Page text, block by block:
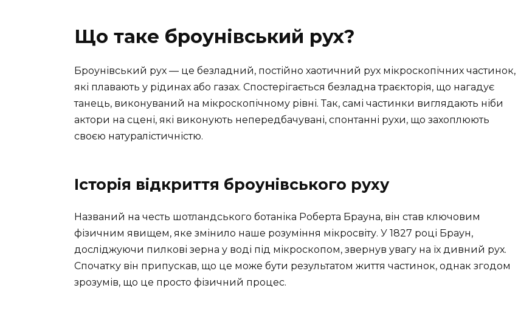
Що таке броунівський рух?
Броунівський рух — це безладний, постійно хаотичний рух мікроскопічних частинок,
які плавають у рідинах або газах. Спостерігається безладна траєкторія, що нагадує
танець, виконуваний на мікроскопічному рівні. Так, самі частинки виглядають ніби
актори на сцені, які виконують непередбачувані, спонтанні рухи, що захоплюють
своєю натуралістичністю.
Історія відкриття броунівського руху
Названий на честь шотландського ботаніка Роберта Брауна, він став ключовим
фізичним явищем, яке змінило наше розуміння мікросвіту. У 1827 році Браун,
досліджуючи пилкові зерна у воді під мікроскопом, звернув увагу на їх дивний рух.
Спочатку він припускав, що це може бути результатом життя частинок, однак згодом
зрозумів, що це просто фізичний процес.